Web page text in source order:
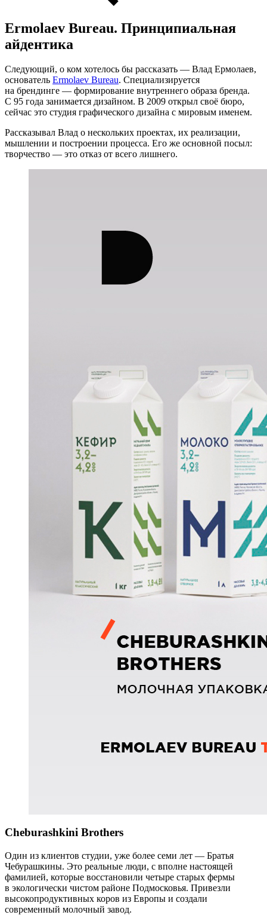
Ermolaev Bureau. Принципиальная
айдентика
Следующий, о ком хотелось бы рассказать — Влад Ермолаев,
основатель Ermolaev Bureau. Специализируется
на брендинге — формирование внутреннего образа бренда.
С 95 года занимается дизайном. В 2009 открыл своё бюро,
сейчас это студия графического дизайна с мировым именем.
Рассказывал Влад о нескольких проектах, их реализации,
мышлении и построении процесса. Его же основной посыл:
творчество — это отказ от всего лишнего.
Cheburashkini Brothers
Один из клиентов студии, уже более семи лет — Братья
Чебурашкины. Это реальные люди, с вполне настоящей
фамилией, которые восстановили четыре старых фермы
в экологически чистом районе Подмосковья. Привезли
высокопродуктивных коров из Европы и создали
современный молочный завод.